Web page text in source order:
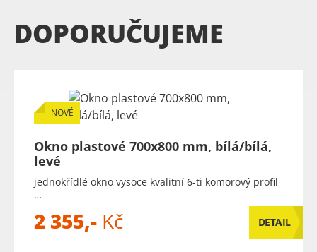
DOPORUČUJEME
NOVÉ
Okno plastové 700x800 mm, bílá/bílá,
levé
jednokřídlé okno vysoce kvalitní 6-ti komorový profil
…
2 355,- Kč DETAIL